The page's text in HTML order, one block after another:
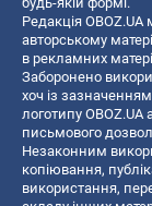
Редакція
авторському
в рекламних
Заборонено
хоч із
логотипу OBOZ.UA
письмового
Незаконним
копiювання,
використання,